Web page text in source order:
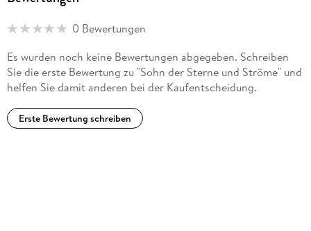
0 Bewertungen
Es wurden noch keine Bewertungen abgegeben. Schreiben
Sie die erste Bewertung zu "Sohn der Sterne und Ströme" und
helfen Sie damit anderen bei der Kaufentscheidung.
Erste Bewertung schreiben